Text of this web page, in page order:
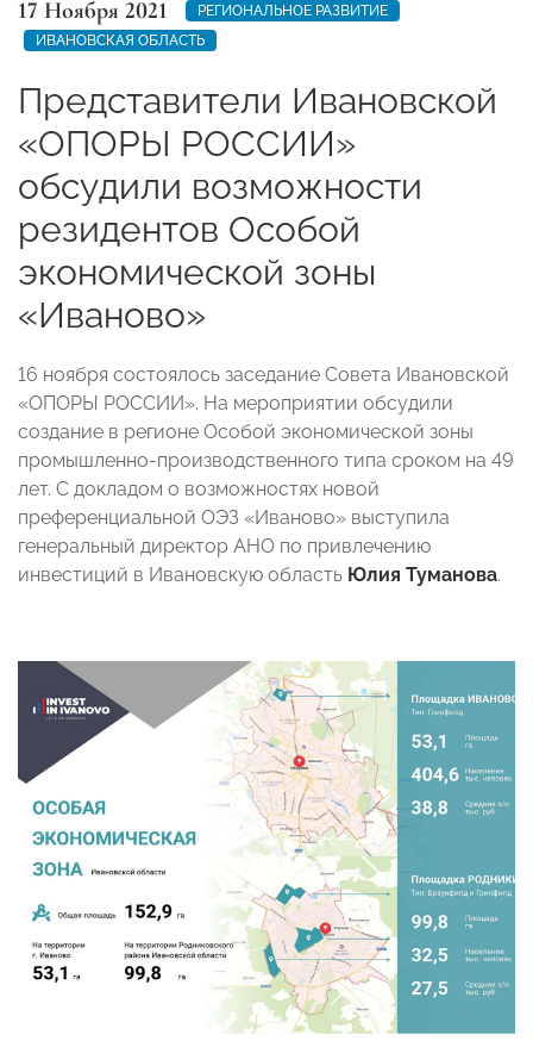
17 Ноября 2021
РЕГИОНАЛЬНОЕ РАЗВИТИЕ
ИВАНОВСКАЯ ОБЛАСТЬ
Представители Ивановской
«ОПОРЫ РОССИИ»
обсудили возможности
резидентов Особой
экономической зоны
«Иваново»
16 ноября состоялось заседание Совета Ивановской
«ОПОРЫ РОССИИ». На мероприятии обсудили
создание в регионе Особой экономической зоны
промышленно-производственного типа сроком на 49
лет. С докладом о возможностях новой
преференциальной ОЭЗ «Иваново» выступила
генеральный директор АНО по привлечению
инвестиций в Ивановскую область Юлия Туманова.